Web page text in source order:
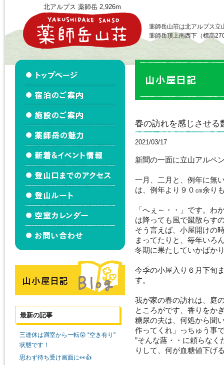
北アルプス 薬師岳 2,926m
薬師岳山荘は北アルプス立
薬師岳頂上南西下（標高
春の訪れを感じさせる
2021/03/17
新聞の一面に立山アルペ
一月、二月と、例年に無
は、例年より９０㎝余り
「へぇ～・・」です。わ
は降っても風で蹴散らす
そう言えば、小屋開けの
まってたりと、毎年いろ
冬期に果たしていかばか
今季の小屋入り６月下旬
す。
我が家の春の訪れは、庭
ところがです、香りをか
糖尿の夫は、何処から聞
作ってくれ」っちゅう事
”そんな蕗・・に頼らな
りして、何が血糖値下げ
最新の記事
三連休は満室から一転😲 “空き有り”
状態です！
思わず待ち受け画面に👀👍